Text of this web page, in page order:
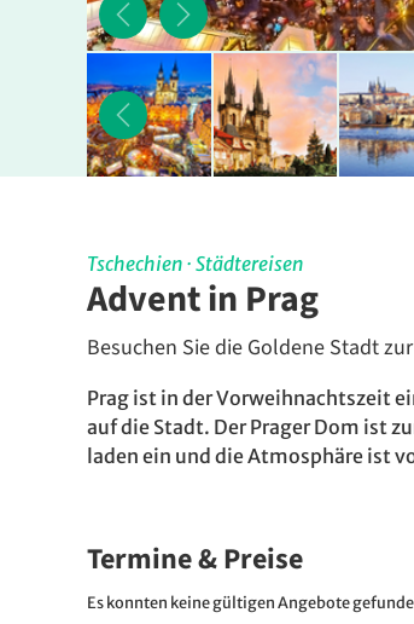
Tschechien · Städtereisen
Advent in Prag
Besuchen Sie die Goldene Stadt
Prag ist in der Vorweihnachtszeit
auf die Stadt. Der Prager Dom ist
laden ein und die Atmosphäre ist
Termine & Preise
Es konnten keine gültigen Angebote